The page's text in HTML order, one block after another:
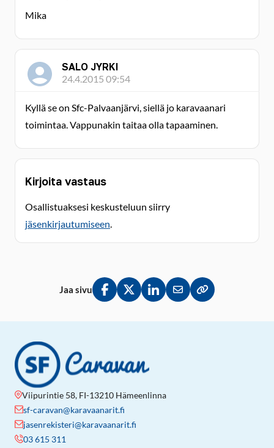
Mika
SALO JYRKI
24.4.2015 09:54
Kyllä se on Sfc-Palvaanjärvi, siellä jo karavaanari
toimintaa. Vappunakin taitaa olla tapaaminen.
Kirjoita vastaus
Osallistuaksesi keskusteluun siirry
jäsenkirjautumiseen.
Jaa sivu
Jaa Facebookissa
Jaa Twitterissä
Jaa LinkedInissä
Jaa sähköpostitse
Kopioi linkki
Viipurintie 58, FI-13210 Hämeenlinna
sf-caravan@karavaanarit.fi
jasenrekisteri@karavaanarit.fi
03 615 311